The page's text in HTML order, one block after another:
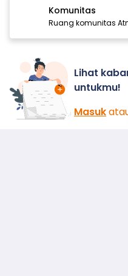
Komunitas
Ruang komunitas
Lihat
untukmu!
Masuk